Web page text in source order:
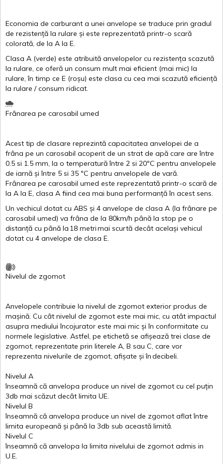
Economia de carburant a unei anvelope se traduce prin gradul
de rezistență la rulare și este reprezentată printr-o scară
colorată, de la A la E.
Clasa A (verde) este atribuită anvelopelor cu rezistența scazută
la rulare, ce oferă un consum mult mai eficient (mai mic) la
rulare,în timp ce E (roșu) este clasa cu cea mai scazută eficiență
la rulare /consum ridicat.
Frânarea pe carosabil umed
Acest tip de clasare reprezintă capacitatea anvelopei de a
frâna pe un carosabil acoperit de un strat de apă care areîntre
0.5 si 1.5 mm, la o temperatură între 2 si 20ºC pentru anvelopele
de iarnă și între 5 si 35 ºC pentru anvelopele de vară.
Frânarea pe carosabil umed este reprezentată printr-o scară de
la A la E, clasa A fiind cea mai buna performanță în acest sens.
Un vechicul dotat cu ABS și 4 anvelope de clasa A (la frânare pe
carosabil umed) va frâna de la 80km/h până la stop pe o
distanță cu până la 18 metrimai scurtă decât același vehicul
dotat cu 4 anvelope de clasa E.
Nivelul de zgomot
Anvelopele contribuie la nivelul de zgomot exterior produs de
mașină. Cu cât nivelul de zgomot este mai mic, cu atât impactul
asupra mediului încojurator este mai mic și în conformitate cu
normele legislative. Astfel, pe etichetă se afișează trei clase de
zgomot, reprezentate prin literele A, B sau C, care vor
reprezenta nivelurile de zgomot, afișate și îndecibeli.
Nivelul A
înseamnă că anvelopa produce un nivel de zgomot cu cel puțin
3db mai scăzut decât limita UE.
Nivelul B
înseamnă că anvelopa produce un nivel de zgomot aflat între
limita europeană și până la 3db sub această limită.
Nivelul C
înseamnă că anvelopa la limita nivelului de zgomot admis in
U.E.